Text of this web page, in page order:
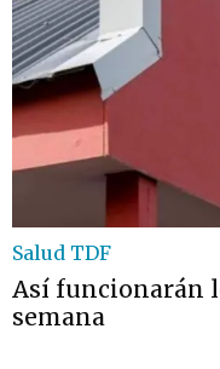
Salud TDF
Así funcionarán
semana